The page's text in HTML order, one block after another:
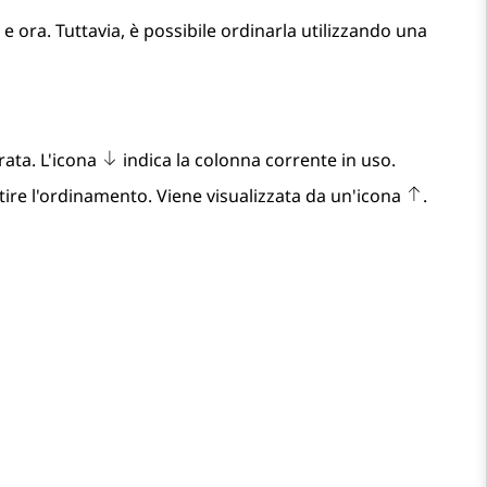
ora. Tuttavia, è possibile ordinarla utilizzando una
L'icona
indica la colonna corrente in uso.
l'ordinamento. Viene visualizzata da un'icona
.